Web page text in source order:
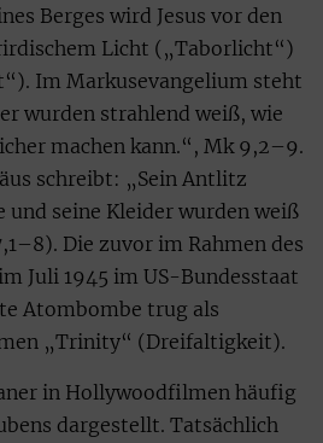
Berges wird Jesus vor den
Licht („Taborlicht“)
Im Markusevangelium steht
wurden strahlend weiß, wie
machen kann.“, Mk 9,2–9.
schreibt: „Sein Antlitz
und seine Kleider wurden weiß
Die zuvor im Rahmen des
Juli 1945 im US-Bundesstaat
Atombombe trug als
„Trinity“ (Dreifaltigkeit).
in Hollywoodfilmen häufig
dargestellt. Tatsächlich